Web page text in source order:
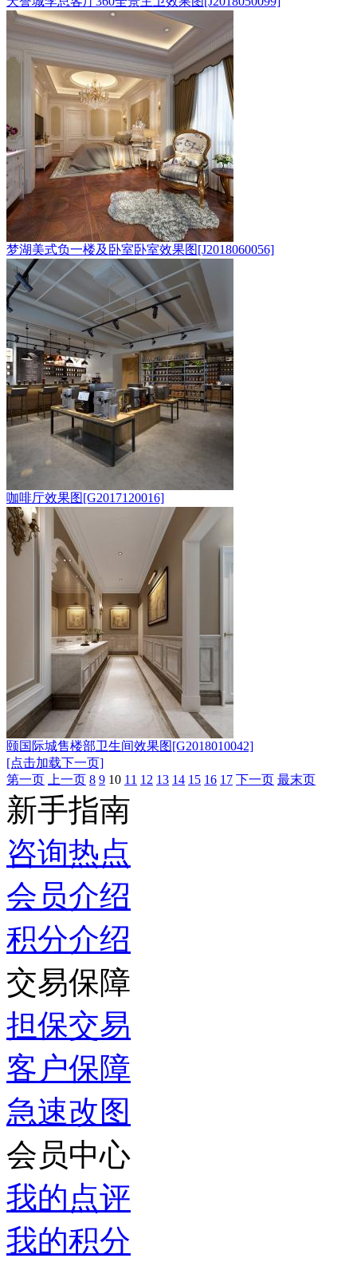
梦湖美式负一楼及卧室卧室效果图[J2018060056]
咖啡厅效果图[G2017120016]
颐国际城售楼部卫生间效果图[G2018010042]
[点击加载下一页]
第一页
上一页 8 9 10 11 12 13 14 15 16 17 下一页 最末页
新手指南
咨询热点
会员介绍
积分介绍
交易保障
担保交易
客户保障
急速改图
会员中心
我的点评
我的积分